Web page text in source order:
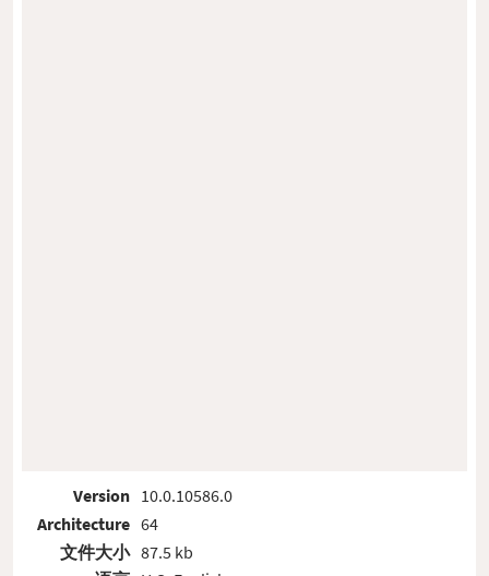
Version
Architecture
文件大小
10.0.10586.0
64
87.5 kb